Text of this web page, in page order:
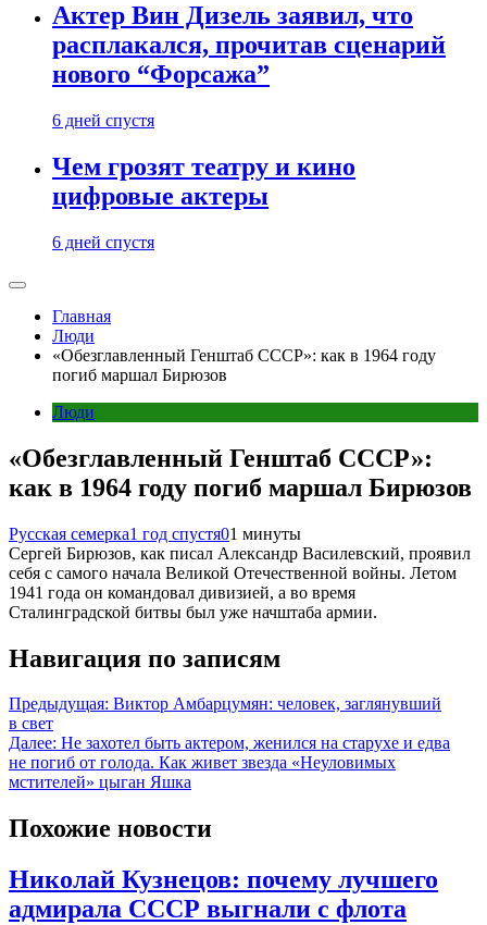
Актер Вин Дизель заявил, что
расплакался, прочитав сценарий
нового “Форсажа”
6 дней спустя
Чем грозят театру и кино
цифровые актеры
6 дней спустя
Главная
Люди
«Обезглавленный Генштаб СССР»: как в 1964 году
погиб маршал Бирюзов
Люди
«Обезглавленный Генштаб СССР»:
как в 1964 году погиб маршал Бирюзов
Русская семерка1 год спустя01 минуты
Сергей Бирюзов, как писал Александр Василевский, проявил
себя с самого начала Великой Отечественной войны. Летом
1941 года он командовал дивизией, а во время
Сталинградской битвы был уже начштаба армии.
Навигация по записям
Предыдущая: Виктор Амбарцумян: человек, заглянувший
в свет
Далее: Не захотел быть актером, женился на старухе и едва
не погиб от голода. Как живет звезда «Неуловимых
мстителей» цыган Яшка
Похожие новости
Николай Кузнецов: почему лучшего
адмирала СССР выгнали с флота